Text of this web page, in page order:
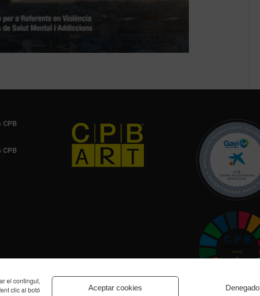
el contingut,
clic al botó
Aceptar cookies Denegado
CPB
CPB